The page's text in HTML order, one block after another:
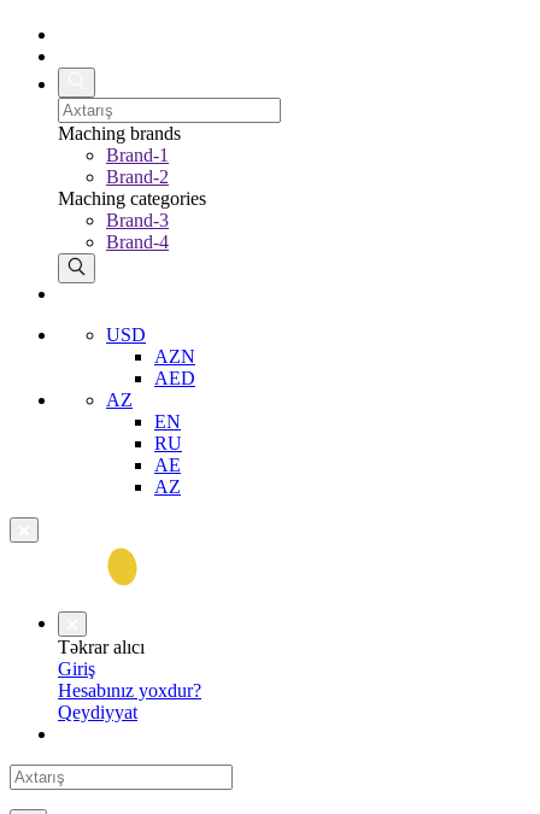
Maching brands
Brand-1
Brand-2
Maching categories
Brand-3
Brand-4
USD
AZN
AED
AZ
EN
RU
AE
AZ
Təkrar alıcı
Giriş
Hesabınız yoxdur?
Qeydiyyat